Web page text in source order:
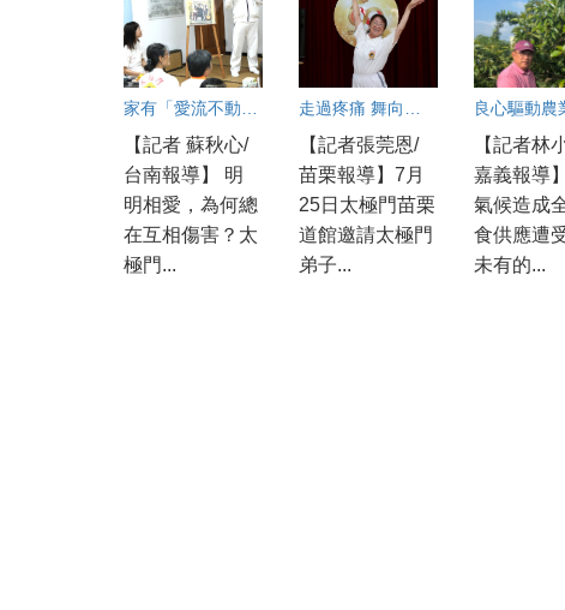
家有「愛流不動」的難題？破解親子溝通冰河期良方大公開！
【記者 蘇秋心/
台南報導】 明
明相愛，為何總
在互相傷害？太
極門...
走過疼痛 舞向國際舞台
【記者張莞恩/
苗栗報導】7月
25日太極門苗栗
道館邀請太極門
弟子...
【記者林
嘉義報導
氣候造成
食供應遭
未有的...